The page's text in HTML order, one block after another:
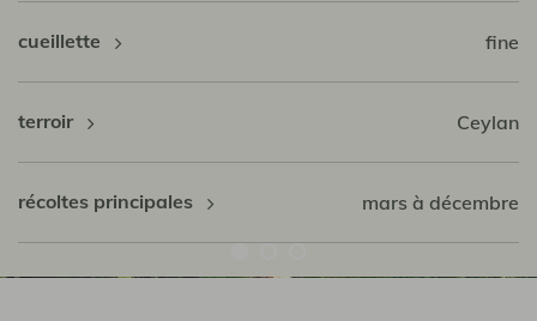
cueillette fine
terroir Ceylan
récoltes principales mars à décembre